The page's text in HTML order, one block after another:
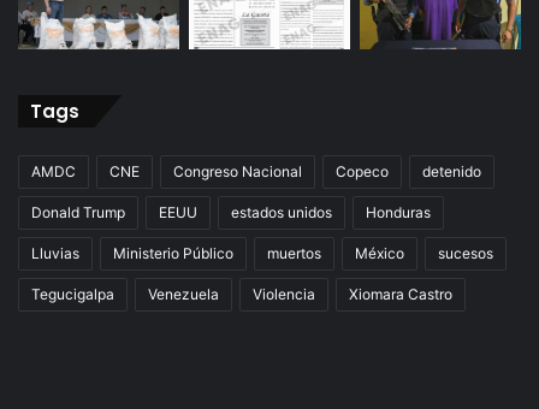
Tags
AMDC CNE Congreso Nacional Copeco detenido
Donald Trump EEUU estados unidos Honduras
Lluvias Ministerio Público muertos México sucesos
Tegucigalpa Venezuela Violencia Xiomara Castro